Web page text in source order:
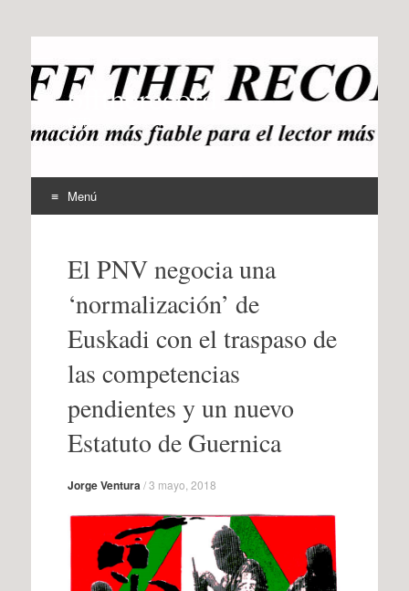
offtherecord
OTR
Menú
contenidoEl PNV negocia una
‘normalización’ de
Euskadi con el traspaso de
las competencias
pendientes y un nuevo
Estatuto de Guernica
Jorge Ventura /3 mayo, 2018